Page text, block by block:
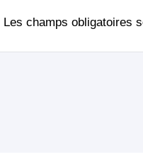
Les champs obligatoires